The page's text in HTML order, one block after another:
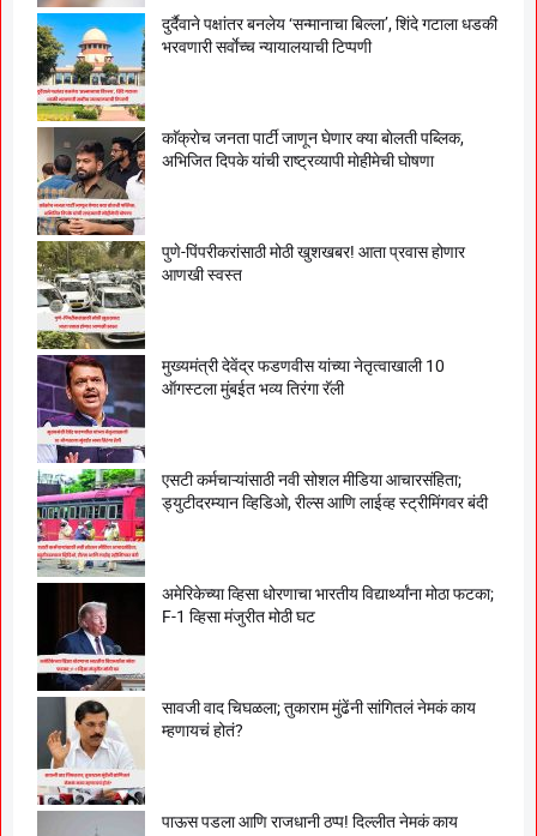
दुर्दैवाने पक्षांतर बनलेय ‘सन्मानाचा बिल्ला’, शिंदे गटाला धडकी
भरवणारी सर्वाेच्च न्यायालयाची टिप्पणी
काॅक्राेच जनता पार्टी जाणून घेणार क्या बाेलती पब्लिक,
अभिजित दिपके यांची राष्ट्रव्यापी माेहीमेची घाेषणा
पुणे-पिंपरीकरांसाठी मोठी खुशखबर! आता प्रवास होणार
आणखी स्वस्त
मुख्यमंत्री देवेंद्र फडणवीस यांच्या नेतृत्वाखाली 10
ऑगस्टला मुंबईत भव्य तिरंगा रॅली
एसटी कर्मचाऱ्यांसाठी नवी सोशल मीडिया आचारसंहिता;
ड्युटीदरम्यान व्हिडिओ, रील्स आणि लाईव्ह स्ट्रीमिंगवर बंदी
अमेरिकेच्या व्हिसा धोरणाचा भारतीय विद्यार्थ्यांना मोठा फटका;
F-1 व्हिसा मंजुरीत मोठी घट
सावजी वाद चिघळला; तुकाराम मुंढेंनी सांगितलं नेमकं काय
म्हणायचं होतं?
पाऊस पडला आणि राजधानी ठप्प! दिल्लीत नेमकं काय